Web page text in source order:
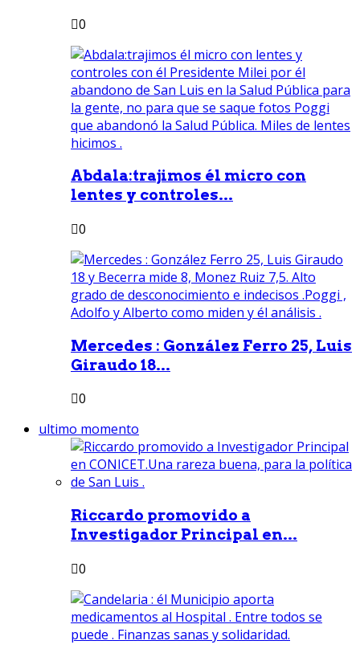
0
Abdala:trajimos él micro con
lentes y controles...
0
Mercedes : González Ferro 25, Luis
Giraudo 18...
0
ultimo momento
Riccardo promovido a
Investigador Principal en...
0